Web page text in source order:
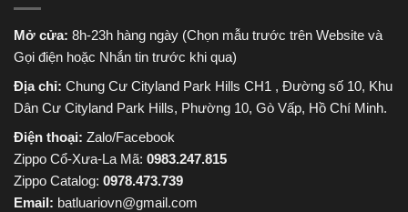
Mở cửa: 8h-23h hàng ngày (Chọn mẫu trước trên Website và
Gọi điện hoặc Nhắn tin trước khi qua)
Địa chỉ: Chung Cư Cityland Park Hills CH1 , Đường số 10, Khu
Dân Cư Cityland Park Hills, Phường 10, Gò Vấp, Hồ Chí Minh.
Điện thoại: Zalo/Facebook
Zippo Cổ-Xưa-La Mã: 0983.247.815
Zippo Catalog: 0978.473.739
Email: batluariovn@gmail.com